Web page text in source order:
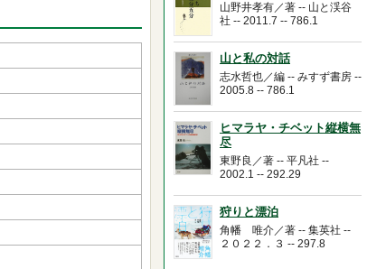
山野井孝有／著 -- 山と渓谷
社 -- 2011.7 -- 786.1
山と私の対話
志水哲也／編 -- みすず書房 --
2005.8 -- 786.1
ヒマラヤ・チベット縦横無
尽
東野良／著 -- 平凡社 --
2002.1 -- 292.29
狩りと漂泊
角幡 唯介／著 -- 集英社 --
２０２２．３ -- 297.8